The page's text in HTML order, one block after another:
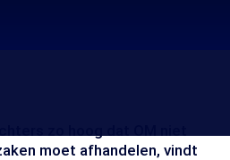
moet afhandelen, vindt